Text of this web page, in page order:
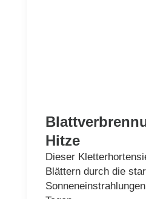
Hitze
Dieser
Blättern durch die